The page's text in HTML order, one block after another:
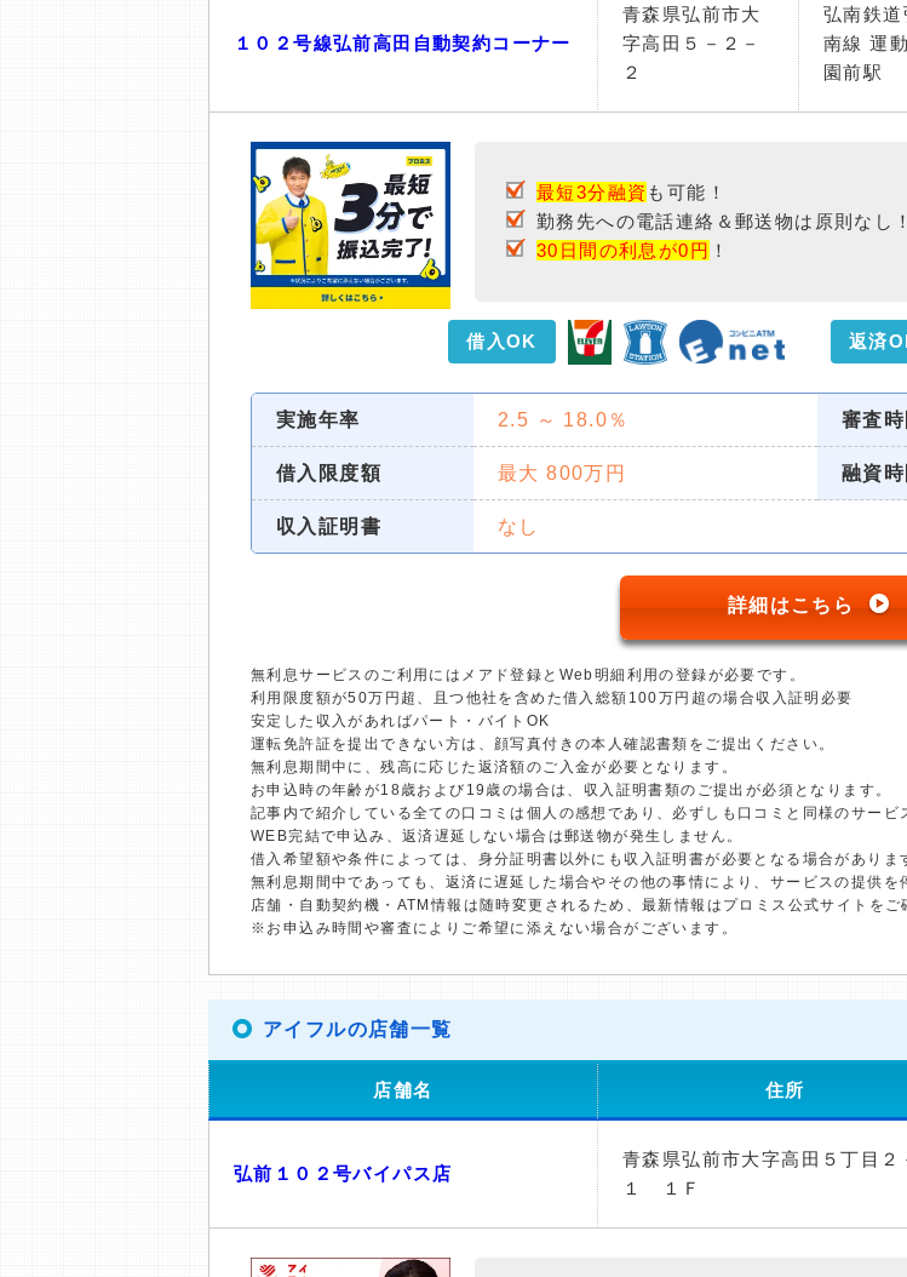
１０２号線弘前高田自動契約コーナー
青森県弘前市大
字高田５－２－
２
弘南鉄道
南線 運
園前駅
最短3分融資 も可能！
勤務先への電話連絡＆郵送物は原則なし！
30日間の利息が0円 ！
借入OK 返済
実施年率 2.5 ～ 18.0％ 審査時
借入限度額 最大 800万円 融資時
収入証明書 なし
詳細はこちら
無利息サービスのご利用にはメアド登録とWeb明細利用の登録が必要です。
利用限度額が50万円超、且つ他社を含めた借入総額100万円超の場合収入証明必要
安定した収入があればパート・バイトOK
運転免許証を提出できない方は、顔写真付きの本人確認書類をご提出ください。
無利息期間中に、残高に応じた返済額のご入金が必要となります。
お申込時の年齢が18歳および19歳の場合は、収入証明書類のご提出が必須となります。
記事内で紹介している全ての口コミは個人の感想であり、必ずしも口コミと同様のサービ
WEB完結で申込み、返済遅延しない場合は郵送物が発生しません。
借入希望額や条件によっては、身分証明書以外にも収入証明書が必要となる場合がありま
無利息期間中であっても、返済に遅延した場合やその他の事情により、サービスの提供を
店舗・自動契約機・ATM情報は随時変更されるため、最新情報はプロミス公式サイトをご
※お申込み時間や審査によりご希望に添えない場合がございます。
アイフルの店舗一覧
店舗名 住所
弘前１０２号バイパス店
青森県弘前市大字高田５丁目２
１ １Ｆ